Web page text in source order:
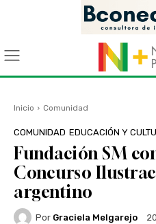
Inicio Comunidad
COMUNIDAD EDUCACIÓN Y
Fundación SM
Concurso
argentino
Por Graciela Melgarejo